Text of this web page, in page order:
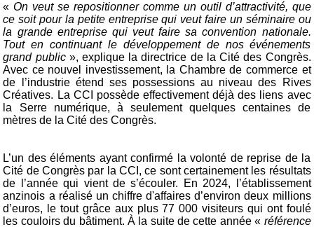
«On veut se repositionner comme un outil d’attractivité, que
ce soit pour la petite entreprise qui veut faire un séminaire ou
la grande entreprise qui veut faire sa convention nationale.
Tout en continuant le développement de nos événements
grand public», explique la directrice de la Cité des Congrès.
Avec ce nouvel investissement, la Chambre de commerce et
de l’industrie étend ses possessions au niveau des Rives
Créatives. La CCI possède effectivement déjà des liens avec
la Serre numérique, à seulement quelques centaines de
mètres de la Cité des Congrès.
L’un des éléments ayant confirmé la volonté de reprise de la
Cité de Congrès par la CCI, ce sont certainement les résultats
de l’année qui vient de s’écouler. En 2024, l’établissement
anzinois a réalisé un chiffre d'affaires d’environ deux millions
d’euros, le tout grâce aux plus 77 000 visiteurs qui ont foulé
les couloirs du bâtiment. À la suite de cette année « référence